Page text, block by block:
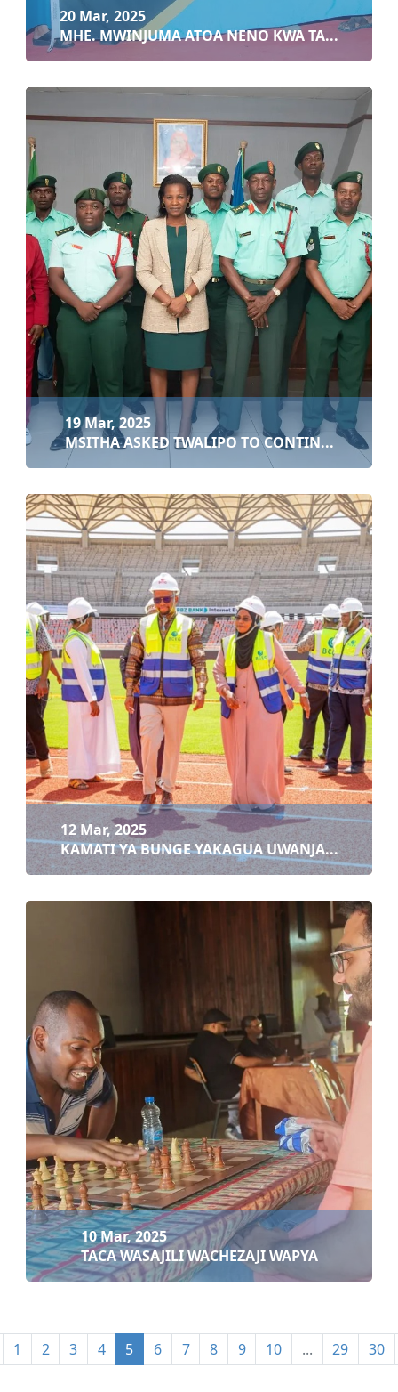
20 Mar, 2025
MHE. MWINJUMA ATOA NENO KWA TAIFA STARS...
Soma zaidi
20 Mar, 2025
MHE. MWINJUMA ATOA NENO KWA TA...
19 Mar, 2025
MSITHA ASKED TWALIPO TO CONTINUE COOPERA...
Soma zaidi
19 Mar, 2025
MSITHA ASKED TWALIPO TO CONTIN...
12 Mar, 2025
KAMATI YA BUNGE YAKAGUA UWANJA WA BENJAM...
Soma zaidi
12 Mar, 2025
KAMATI YA BUNGE YAKAGUA UWANJA...
10 Mar, 2025
TACA WASAJILI WACHEZAJI WAPYA
1 2 3 4 5 6 7 8 9 10 ... 29 30